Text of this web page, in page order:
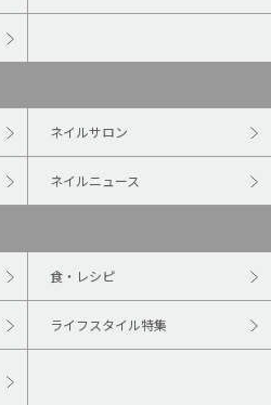
ネイルサロン
ネイルニュース
食・レシピ
ライフスタイル特集